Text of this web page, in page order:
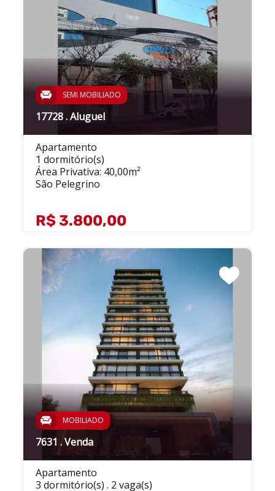
SEMI MOBILIADO
17728 . Aluguel
Apartamento
1 dormitório(s)
Área Privativa: 40,00m²
São Pelegrino
R$ 3.800,00
MOBILIADO
7631 . Venda
Apartamento
3 dormitório(s) . 2 vaga(s)